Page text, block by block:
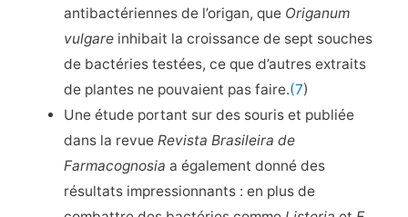
antibactériennes de l’origan, que Origanum
vulgare inhibait la croissance de sept souches
de bactéries testées, ce que d’autres extraits
de plantes ne pouvaient pas faire.(7)
Une étude portant sur des souris et publiée
dans la revueRevista Brasileira de
Farmacognosia a également donné des
résultats impressionnants : en plus de